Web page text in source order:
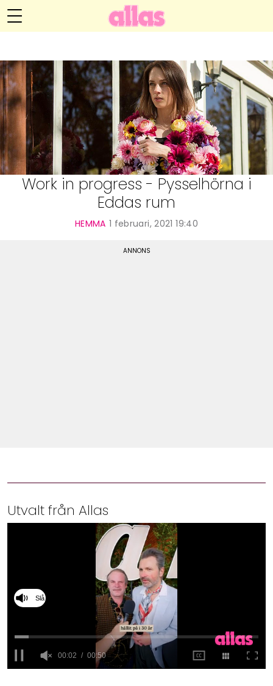
Hälsa
Relationer
Handarbete
Anna María Larssons blogg
Hem
Om Anna María
Kategorier
Arkiv
Kontakt
Work in progress - Pysselhörna i
Eddas rum
HEMMA 1 februari, 2021 19:40
Utvalt från Allas
Slå på ljud